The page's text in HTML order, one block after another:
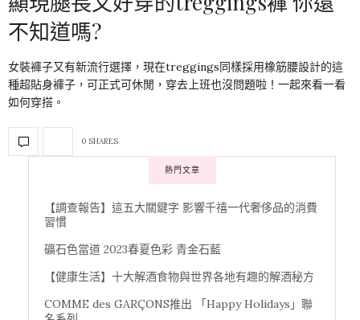
不知道嗎?
女裝褲子又有新流行選擇，現在treggings同樣採用橡筋腰設計的這
種超貼身褲子，可正式可休閒，穿去上班也沒問題啦！一起來看一看
如何穿搭。
0 SHARES
熱門文章
【調查報告】這五大關鍵字 影響千禧一代奢侈品的消費
習慣
礦石色當道 2023春夏色彩 青金石藍
【健康生活】十大解酒食物與世界各地有趣的解酒秘方
COMME des GARÇONS推出 「Happy Holidays」聯